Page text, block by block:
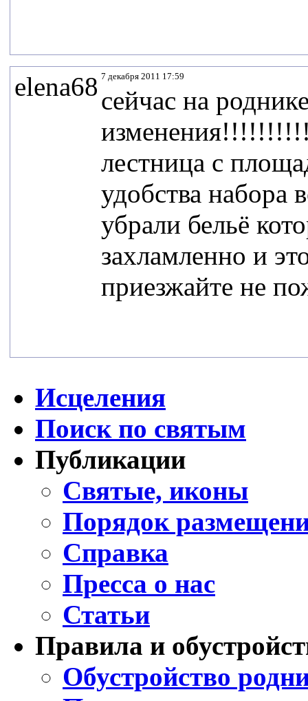
elena68 7 декабря 2011 17:59
сейчас на
лестница с
удобства набора
убрали бельё
захламленно и
приезжайте не
Исцеления
Поиск по святым
Публикации
Святые, иконы
Порядок
Справка
Пресса о нас
Статьи
Правила и
Обустройство